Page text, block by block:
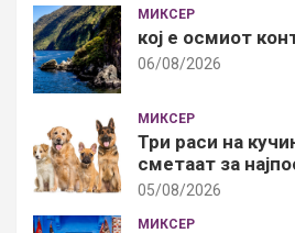
МИКСЕР
кој е осмиот
06/08/2026
МИКСЕР
Три раси на
сметаат за
05/08/2026
МИКСЕР